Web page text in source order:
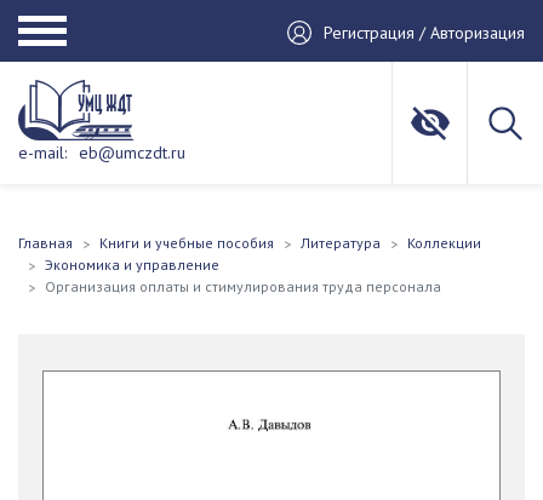
Регистрация / Авторизация
e-mail: eb@umczdt.ru
Главная Книги и учебные пособия Литература
Коллекции
Экономика и управление
Организация оплаты и стимулирования труда персонала